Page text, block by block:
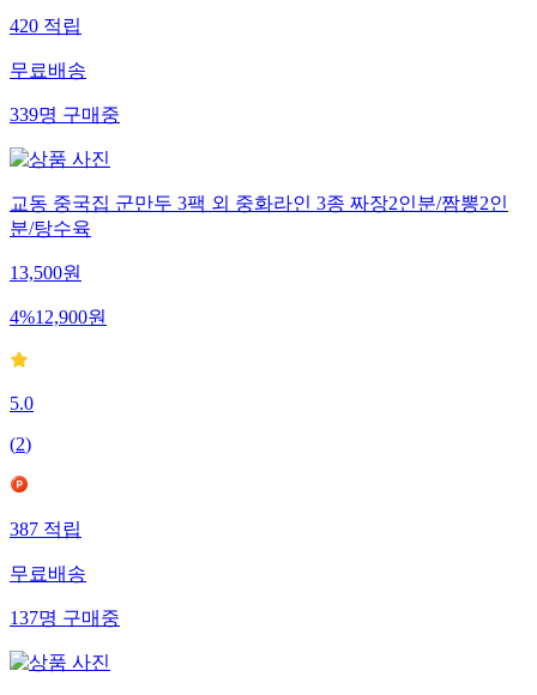
420 적립
무료배송
339명 구매중
교동 중국집 군만두 3팩 외 중화라인 3종 짜장2인분/짬뽕2인
분/탕수육
13,500원
4%12,900원
5.0
(2)
387 적립
무료배송
137명 구매중